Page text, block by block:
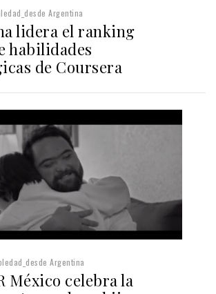
Argentina
lidera el ranking
habilidades
de Coursera
Argentina
México celebra la